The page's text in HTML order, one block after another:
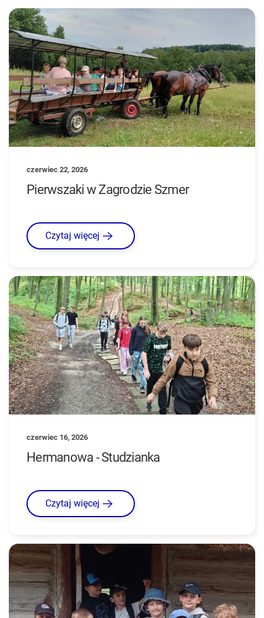
czerwiec 22, 2026
Pierwszaki w Zagrodzie Szmer
Czytaj więcej
czerwiec 16, 2026
Hermanowa - Studzianka
Czytaj więcej